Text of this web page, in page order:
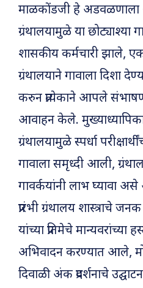
माळकोंडजी हे अडवळणाला
ग्रंथालयामुळे या छोट्याश्या
शासकीय कर्मचारी झाले,
ग्रंथालयाने गावाला दिशा
करुन प्रत्येकाने आपले
आवाहन केले.
ग्रंथालयामुळे स्पर्धा
गावाला समृध्दी आली,
गावर्क­यांनी लाभ घ्यावा
प्रारंभी ग्रंथालय शास्त्राचे
यांच्या प्रतिमेचे
अभिवादन करण्यात आले,
दिवाळी अंक प्रदर्शनाचे